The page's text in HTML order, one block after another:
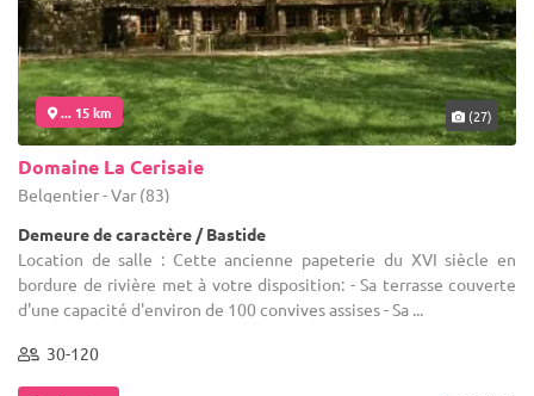
... 15 km (27)
Domaine La Cerisaie
Belgentier - Var (83)
Demeure de caractère / Bastide
Location de salle : Cette ancienne papeterie du XVI siècle en
bordure de rivière met à votre disposition: - Sa terrasse couverte
d'une capacité d'environ de 100 convives assises - Sa ...
30-120